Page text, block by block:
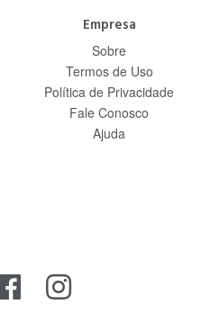
Empresa
Sobre
Termos de Uso
Política de Privacidade
Fale Conosco
Ajuda